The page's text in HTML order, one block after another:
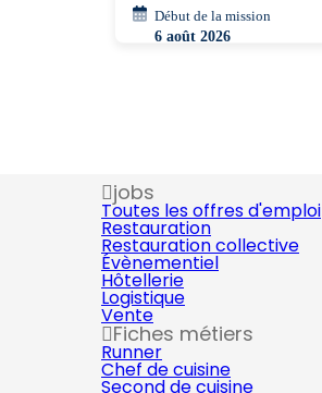
Début de la mission
6 août 2026
jobs
Toutes les offres d'emploi
Restauration
Restauration collective
Évènementiel
Hôtellerie
Logistique
Vente
Fiches métiers
Runner
Chef de cuisine
Second de cuisine